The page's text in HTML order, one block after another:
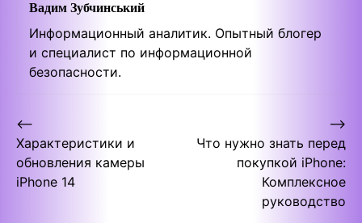
Вадим Зубчинський
Информационный аналитик. Опытный блогер
и специалист по информационной
безопасности.
Post
navigation
⟵
Характеристики и
обновления камеры
iPhone 14
Что нужно знать перед
покупкой iPhone:
Комплексное
руководство
⟶